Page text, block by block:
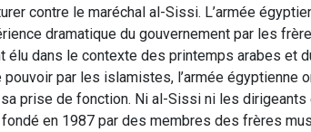
contre le maréchal al-Sissi. L’armée
dramatique du gouvernement par les
dans le contexte des printemps arabes et
par les islamistes, l’armée égyptienne
prise de fonction. Ni al-Sissi ni les
en 1987 par des membres des frères